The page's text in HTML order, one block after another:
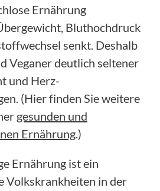
Ernährung
Bluthochdruck
senkt. Deshalb
Veganer deutlich seltener
und Herz-
(Hier finden Sie weitere
gesunden und
Ernährung.)
Ernährung ist ein
Volkskrankheiten in der